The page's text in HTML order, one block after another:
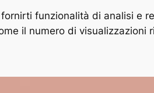
funzionalità di analisi e
il numero di